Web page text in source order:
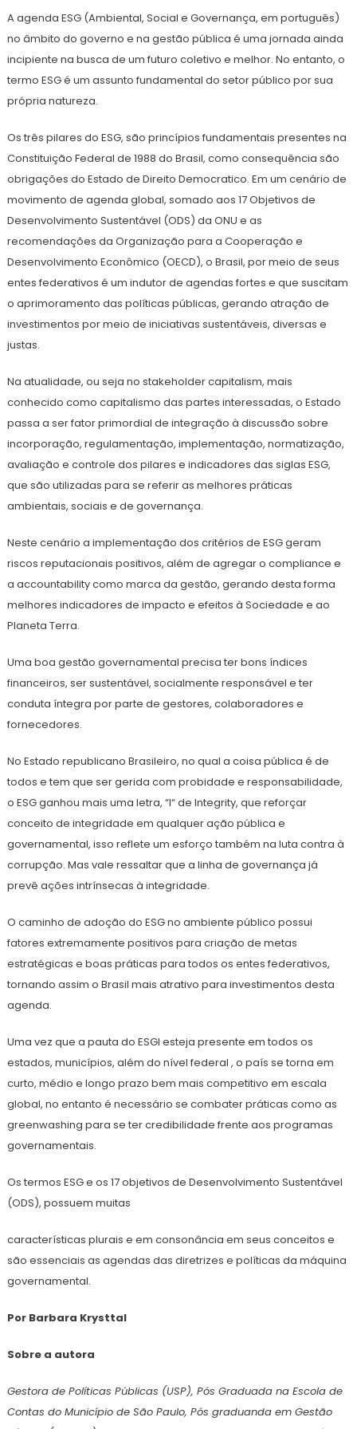
fevereiro
de
A agenda ESG (Ambiental, Social e Governança, em português)
no âmbito do governo e na gestão pública é uma jornada ainda
incipiente na busca de um futuro coletivo e melhor. No entanto, o
termo ESG é um assunto fundamental do setor público por sua
própria natureza.
Os três pilares do ESG, são princípios fundamentais presentes na
Constituição Federal de 1988 do Brasil, como consequência são
obrigações do Estado de Direito Democratico. Em um cenário de
movimento de agenda global, somado aos 17 Objetivos de
Desenvolvimento Sustentável (ODS) da ONU e as
recomendações da Organização para a Cooperação e
Desenvolvimento Econômico (OECD), o Brasil, por meio de seus
entes federativos é um indutor de agendas fortes e que suscitam
o aprimoramento das políticas públicas, gerando atração de
investimentos por meio de iniciativas sustentáveis, diversas e
justas.
Na atualidade, ou seja no stakeholder capitalism, mais
conhecido como capitalismo das partes interessadas, o Estado
passa a ser fator primordial de integração à discussão sobre
incorporação, regulamentação, implementação, normatização,
avaliação e controle dos pilares e indicadores das siglas ESG,
que são utilizadas para se referir as melhores práticas
ambientais, sociais e de governança.
Neste cenário a implementação dos critérios de ESG geram
riscos reputacionais positivos, além de agregar o compliance e
a accountability como marca da gestão, gerando desta forma
melhores indicadores de impacto e efeitos à Sociedade e ao
Planeta Terra.
Uma boa gestão governamental precisa ter bons índices
financeiros, ser sustentável, socialmente responsável e ter
conduta íntegra por parte de gestores, colaboradores e
fornecedores.
No Estado republicano Brasileiro, no qual a coisa pública é de
todos e tem que ser gerida com probidade e responsabilidade,
o ESG ganhou mais uma letra, “I“ de Integrity, que reforçar
conceito de integridade em qualquer ação pública e
governamental, isso reflete um esforço também na luta contra à
corrupção. Mas vale ressaltar que a linha de governança já
prevê ações intrínsecas à integridade.
O caminho de adoção do ESG no ambiente público possui
fatores extremamente positivos para criação de metas
estratégicas e boas práticas para todos os entes federativos,
tornando assim o Brasil mais atrativo para investimentos desta
agenda.
Uma vez que a pauta do ESGI esteja presente em todos os
estados, municípios, além do nível federal , o país se torna em
curto, médio e longo prazo bem mais competitivo em escala
global, no entanto é necessário se combater práticas como as
greenwashing para se ter credibilidade frente aos programas
governamentais.
Os termos ESG e os 17 objetivos de Desenvolvimento Sustentável
(ODS), possuem muitas
características plurais e em consonância em seus conceitos e
são essenciais as agendas das diretrizes e políticas da máquina
governamental.
Por Barbara Krysttal
Sobre a autora
Gestora de Políticas Públicas (USP), Pós Graduada na Escola de
Contas do Município de São Paulo, Pós graduanda em Gestão